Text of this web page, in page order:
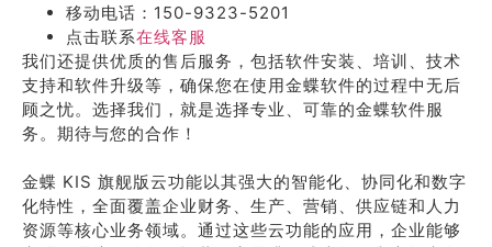
移动电话：150-9323-5201
点击联系在线客服
我们还提供优质的售后服务，包括软件安装、培训、技术
支持和软件升级等，确保您在使用金蝶软件的过程中无后
顾之忧。选择我们，就是选择专业、可靠的金蝶软件服
务。期待与您的合作！
金蝶 KIS 旗舰版云功能以其强大的智能化、协同化和数字
化特性，全面覆盖企业财务、生产、营销、供应链和人力
资源等核心业务领域。通过这些云功能的应用，企业能够